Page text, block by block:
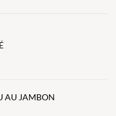
AU JAMBON